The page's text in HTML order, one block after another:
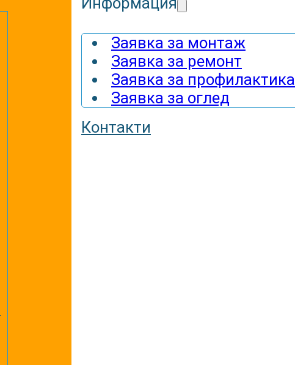
Заявка за монтаж
Заявка за ремонт
Заявка за профилактика
Заявка за оглед
Контакти